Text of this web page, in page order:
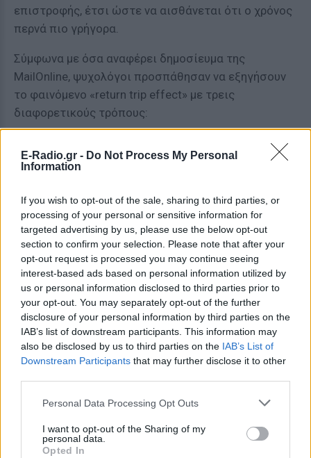
E-Radio.gr - Do Not Process My Personal
Information
If you wish to opt-out of the sale, sharing to third parties, or
processing of your personal or sensitive information for
targeted advertising by us, please use the below opt-out
section to confirm your selection. Please note that after your
opt-out request is processed you may continue seeing
interest-based ads based on personal information utilized by
us or personal information disclosed to third parties prior to
your opt-out. You may separately opt-out of the further
disclosure of your personal information by third parties on the
IAB’s list of downstream participants. This information may
also be disclosed by us to third parties on the IAB’s List of
Downstream Participants that may further disclose it to other
Personal Data Processing Opt Outs
I want to opt-out of the Sharing of my
personal data.
Opted In
επιστροφής, έτσι ώστε να αισθάνεται ότι ο χρόνος
περνά πιο γρήγορα.
Σύμφωνα με όσα αναφέρει δημοσίευμα της
MailOnline, ψυχολόγοι προσπάθησαν να εξηγήσουν
το φαινόμενο «return trip effect» με τρεις
διαφορετικούς τρόπους:
Μία εξήγηση είναι ότι στο αρχικό ταξίδι, οι
ταξιδιώτες δίνουν μεγαλύτερη προσοχή στον
θα φτάσουν και κατά συνέπεια, κοιτάζουν
συνεχώς το ρολόι ή το τηλέφωνό τους, με
αποτέλεσμα να φαίνεται λες και ο χρόνος
περνά πολύ αργά.
¶λλοι πιστεύουν ότι το φαινόμενο αυτό
σχετίζεται με την εξοικείωση. Κατά τη
διαδρομή προς έναν προορισμό, αυτή είναι
συνήθως άγνωστη, όμως στην επιστροφή
αναγνωρίζει κανείς συγκεκριμένα σημεία, κάτι
που προσδίδει την αίσθηση της πιο σύντομης
διαδρομής.
είναι σε άγνωστα μέρη.